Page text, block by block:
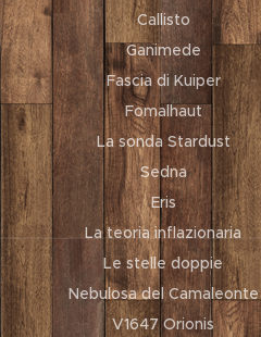
Callisto
Ganimede
Fascia di Kuiper
Fomalhaut
La sonda Stardust
Sedna
Eris
La teoria inflazionaria
Le stelle doppie
Nebulosa del Camaleonte
V1647 Orionis